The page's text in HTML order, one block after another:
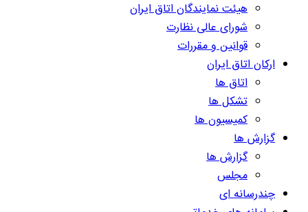
هیئت نمایندگان اتاق ایران
شورای عالی نظارت
قوانین و مقررات
ارکان اتاق ایران
اتاق ها
تشکل ها
کمیسیون ها
گزارش ها
گزارش ها
مجلس
چندرسانه ای